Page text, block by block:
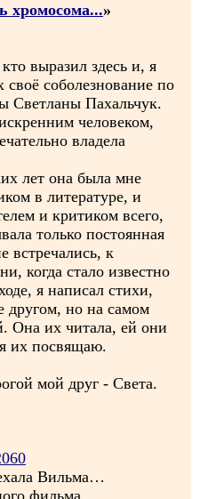
хромосома...»
выразил здесь и, я
своё соболезнование по
Светланы Пахальчук.
человеком,
владела
лет она была мне
в литературе, и
и критиком всего,
только постоянная
встречались, к
когда стало известно
я написал стихи,
другом, но на самом
Она их читала, ей они
их посвящаю.
мой друг - Света.
Вильма…
фильма,